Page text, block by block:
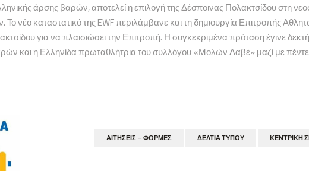
άρσης βαρών, αποτελεί η επιλογή της Δέσποινας Πολακτσίδου στη
νέο καταστατικό της EWF περιλάμβανε και τη δημιουργία Επιτροπής
για να πλαισιώσει την Επιτροπή. Η συγκεκριμένα πρόταση έγινε
και η Ελληνίδα πρωταθλήτρια του συλλόγου «Μολών Λαβέ» μαζί με πέντε
ΑΙΤΉΣΕΙΣ – ΦΌΡΜΕΣ ΔΕΛΤΊΑ ΤΎΠΟΥ ΚΕΝΤΡΙΚΉ